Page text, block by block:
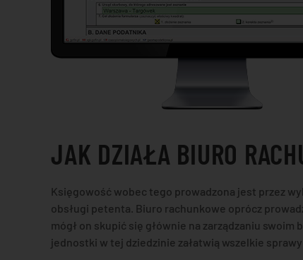
JAK DZIAŁA BIURO
Księgowość wobec tego prowadzona jest przez
obsługi petenta. Biuro rachunkowe oprócz
mógł on skupić się głównie na zarządzaniu
jednostki w tej dziedzinie załatwią wszelkie sprawy